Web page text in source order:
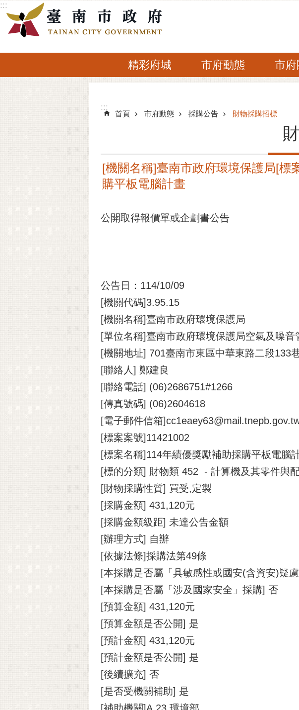
跳到主要內容區塊
:::
精彩府城 市府動態 市府
:::
:::
首頁 市府動態 採購公告 財物採購招標
[機關名稱]臺南市政府環境保護局[標
購平板電腦計畫
公開取得報價單或企劃書公告
公告日：114/10/09
[機關代碼]3.95.15
[機關名稱]臺南市政府環境保護局
[單位名稱]臺南市政府環境保護局空氣及噪音
[機關地址] 701臺南市東區中華東路二段133
[聯絡人] 鄭建良
[聯絡電話] (06)2686751#1266
[傳真號碼] (06)2604618
[電子郵件信箱
[標案案號]11421002
[標案名稱]114年績優獎勵補助採購平板電腦
[標的分類] 財物類 452 - 計算機及其零件與
[財物採購性質] 買受,定製
[採購金額] 431,120元
[採購金額級距] 未達公告金額
[辦理方式] 自辦
[依據法條]採購法第49條
[本採購是否屬「具敏感性或國安(含資安)疑
[本採購是否屬「涉及國家安全」採購] 否
[預算金額] 431,120元
[預算金額是否公開] 是
[預計金額] 431,120元
[預計金額是否公開] 是
[後續擴充] 否
[是否受機關補助] 是